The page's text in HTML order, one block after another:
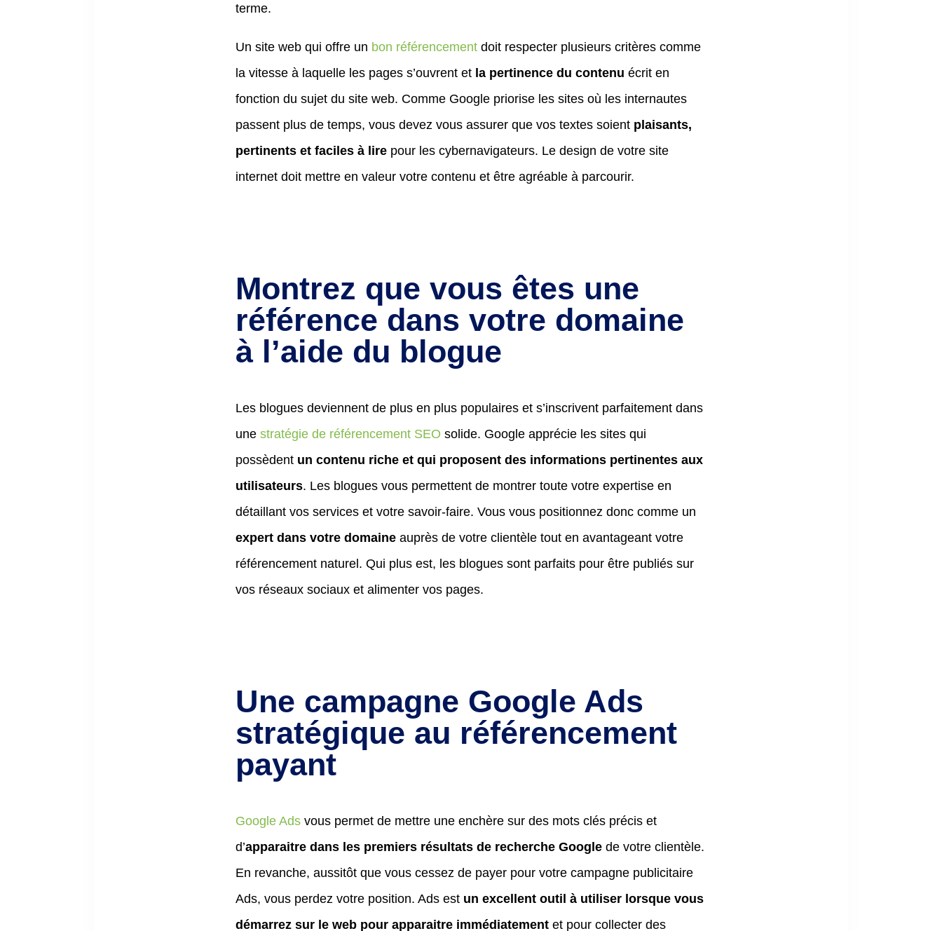
terme.
Un site web qui offre un bon référencement doit respecter plusieurs critères comme
la vitesse à laquelle les pages s’ouvrent et la pertinence du contenu écrit en
fonction du sujet du site web. Comme Google priorise les sites où les internautes
passent plus de temps, vous devez vous assurer que vos textes soient plaisants,
pertinents et faciles à lire pour les cybernavigateurs. Le design de votre site
internet doit mettre en valeur votre contenu et être agréable à parcourir.
Montrez que vous êtes une
référence dans votre domaine
à l’aide du blogue
Les blogues deviennent de plus en plus populaires et s’inscrivent parfaitement dans
une stratégie de référencement SEO solide. Google apprécie les sites qui
possèdent un contenu riche et qui proposent des informations pertinentes aux
utilisateurs. Les blogues vous permettent de montrer toute votre expertise en
détaillant vos services et votre savoir-faire. Vous vous positionnez donc comme un
expert dans votre domaine auprès de votre clientèle tout en avantageant votre
référencement naturel. Qui plus est, les blogues sont parfaits pour être publiés sur
vos réseaux sociaux et alimenter vos pages.
Une campagne Google Ads
stratégique au référencement
payant
Google Ads vous permet de mettre une enchère sur des mots clés précis et
d’apparaitre dans les premiers résultats de recherche Google de votre clientèle.
En revanche, aussitôt que vous cessez de payer pour votre campagne publicitaire
Ads, vous perdez votre position. Ads est un excellent outil à utiliser lorsque vous
démarrez sur le web pour apparaitre immédiatement et pour collecter des